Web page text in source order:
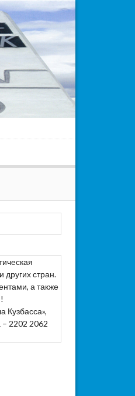
других стран.
а также
Кузбасса»,
– 2202 2062